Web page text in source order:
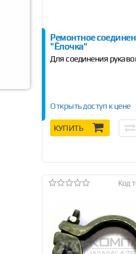
Ремонтное
"Ёлочка"
Для соединения
Открыть доступ к цене
КУПИТЬ
Код